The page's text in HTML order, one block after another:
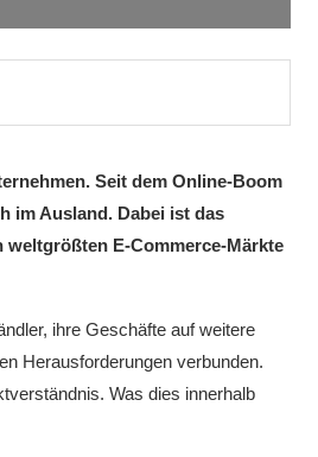
Seit dem Online-Boom
im Ausland. Dabei ist das
E-Commerce-Märkte
ihre Geschäfte auf weitere
Herausforderungen verbunden.
Was dies innerhalb